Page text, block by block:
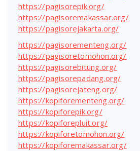
https://pagisorepik.org/
https://pagisoremakassar.org/
https://pagisorejakarta.org/
https://pagisorementeng.org/
https://pagisoretomohon.org/
https://pagisorebitung.org/
https://pagisorepadang.org/
https://pagisorejateng.org/
https://kopiforementeng.org/
https://kopiforepik.org/
https://kopiforepluit.org/
https://kopiforetomohon.org/
https://kopiforemakassar.org/